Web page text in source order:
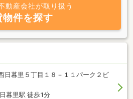
動産会社が取り扱う
物件を探す
日暮里５丁目１８－１１パーク２ビ
暮里駅 徒歩1分